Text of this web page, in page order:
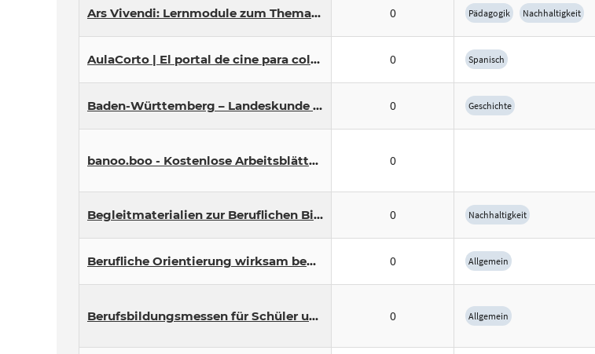
Ars Vivendi: Lernmodule zum Thema BNE 0 Pädagogik Nachhaltigkeit
AulaCorto | El portal de cine para colegios e institutos 0 Spanisch
Baden-Württemberg – Landeskunde entdecken online | LEO-BW 0 Geschichte
banoo.boo - Kostenlose Arbeitsblätter für die Grundschule – Mathe, Deutsch, Vorschule 0
Begleitmaterialien zur Beruflichen Bildung für nachhaltige Entwicklung für über 100 Ausbildungsberufe 0 Nachhaltigkeit
Berufliche Orientierung wirksam begleiten - Unterrichtseinheiten zur Berufs- und Studienorientierung in der Gymnasialen Oberstufe Saar 0 Allgemein
Berufsbildungsmessen für Schüler und Studenten | bigKARRIERE 0 Allgemein